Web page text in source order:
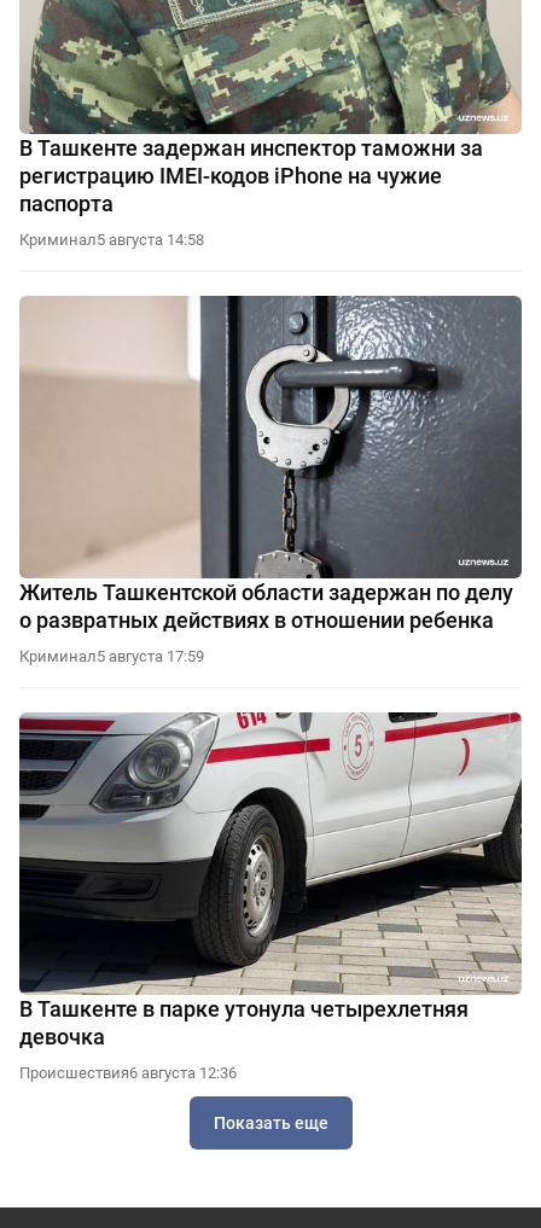
В Ташкенте задержан инспектор таможни за
регистрацию IMEI-кодов iPhone на чужие
паспорта
Криминал5 августа 14:58
Житель Ташкентской области задержан по делу
о развратных действиях в отношении ребенка
Криминал5 августа 17:59
В Ташкенте в парке утонула четырехлетняя
девочка
Происшествия6 августа 12:36
Показать еще